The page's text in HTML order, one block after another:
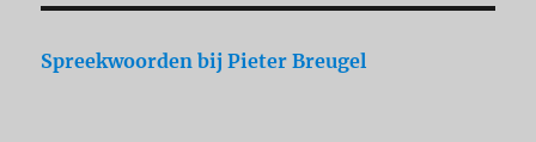
Spreekwoorden bij Pieter Breugel